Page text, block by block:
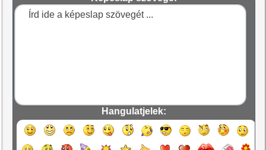
Hangulatjelek: